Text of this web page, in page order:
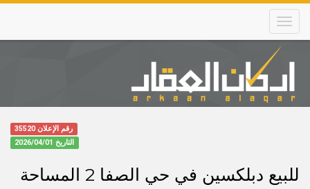
Skip
main
content
Main
navigation
رقم الإعلان 35520
التاريخ 2026/04/01
للبيع دبلكسين في حي الصفا 2 المساحة